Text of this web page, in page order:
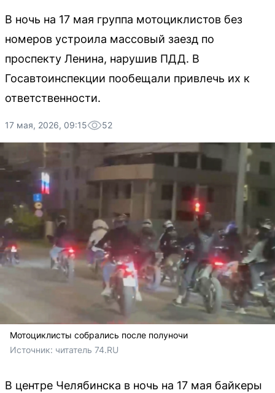
В ночь на 17 мая группа мотоциклистов без
номеров устроила массовый заезд по
проспекту Ленина, нарушив ПДД. В
Госавтоинспекции пообещали привлечь их к
ответственности.
17 мая, 2026, 09:15 52
Мотоциклисты собрались после полуночи
Источник: читатель 74.RU
В центре Челябинска в ночь на 17 мая байкеры